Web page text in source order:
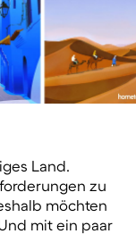
Land.
zu
möchten
mit ein paar